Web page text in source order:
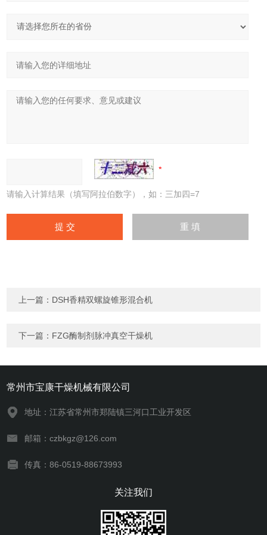
请输入计算结果（填写阿拉伯数字），如：三加四=7
上一篇： DSH香精双螺旋锥形混合机
下一篇： FZG酶制剂脉冲真空干燥机
常州市宝康干燥机械有限公司
地址：江苏省常州市郑陆镇三河口工业开发区
邮箱：czbkgz@126.com
传真：86-0519-88673993
关注我们